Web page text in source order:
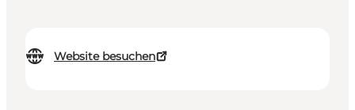
Website besuchen